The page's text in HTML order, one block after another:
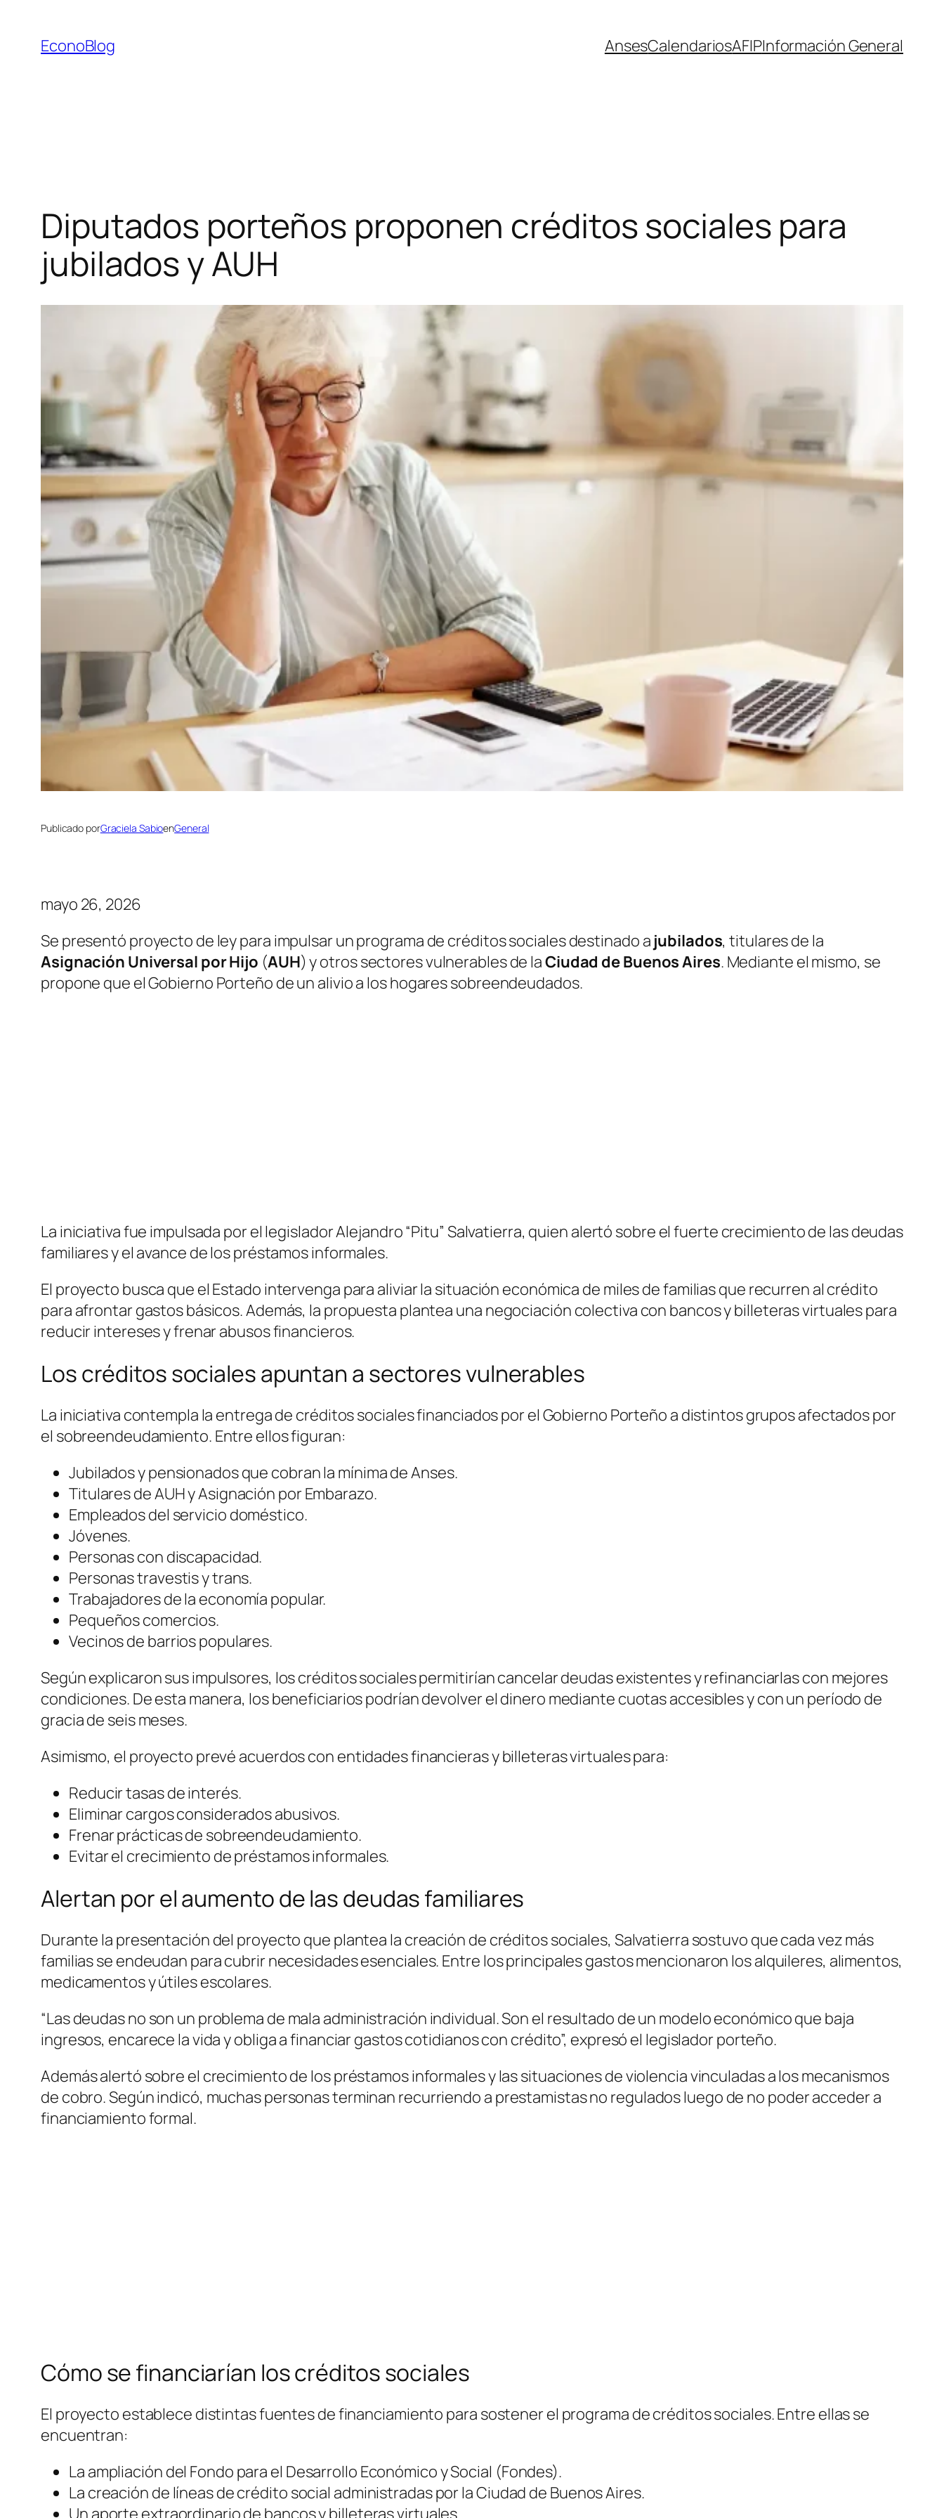
contenido
EconoBlog AnsesCalendariosAFIPInformación General
Diputados porteños proponen créditos sociales para
jubilados y AUH
Publicado porGraciela SabioenGeneral
mayo 26, 2026
Se presentó proyecto de ley para impulsar un programa de créditos sociales destinado a jubilados, titulares de la
Asignación Universal por Hijo (AUH) y otros sectores vulnerables de laCiudad de Buenos Aires. Mediante el mismo, se
propone que el Gobierno Porteño de un alivio a los hogares sobreendeudados.
La iniciativa fue impulsada por el legislador Alejandro “Pitu” Salvatierra, quien alertó sobre el fuerte crecimiento de las deudas
familiares y el avance de los préstamos informales.
El proyecto busca que el Estado intervenga para aliviar la situación económica de miles de familias que recurren al crédito
para afrontar gastos básicos. Además, la propuesta plantea una negociación colectiva con bancos y billeteras virtuales para
reducir intereses y frenar abusos financieros.
Los créditos sociales apuntan a sectores vulnerables
La iniciativa contempla la entrega de créditos sociales financiados por el Gobierno Porteño a distintos grupos afectados por
el sobreendeudamiento. Entre ellos figuran:
Jubilados y pensionados que cobran la mínima de Anses.
Titulares de AUH y Asignación por Embarazo.
Empleados del servicio doméstico.
Jóvenes.
Personas con discapacidad.
Personas travestis y trans.
Trabajadores de la economía popular.
Pequeños comercios.
Vecinos de barrios populares.
Según explicaron sus impulsores, los créditos sociales permitirían cancelar deudas existentes y refinanciarlas con mejores
condiciones. De esta manera, los beneficiarios podrían devolver el dinero mediante cuotas accesibles y con un período de
gracia de seis meses.
Asimismo, el proyecto prevé acuerdos con entidades financieras y billeteras virtuales para:
Reducir tasas de interés.
Eliminar cargos considerados abusivos.
Frenar prácticas de sobreendeudamiento.
Evitar el crecimiento de préstamos informales.
Alertan por el aumento de las deudas familiares
Durante la presentación del proyecto que plantea la creación de créditos sociales, Salvatierra sostuvo que cada vez más
familias se endeudan para cubrir necesidades esenciales. Entre los principales gastos mencionaron los alquileres, alimentos,
medicamentos y útiles escolares.
“Las deudas no son un problema de mala administración individual. Son el resultado de un modelo económico que baja
ingresos, encarece la vida y obliga a financiar gastos cotidianos con crédito”, expresó el legislador porteño.
Además alertó sobre el crecimiento de los préstamos informales y las situaciones de violencia vinculadas a los mecanismos
de cobro. Según indicó, muchas personas terminan recurriendo a prestamistas no regulados luego de no poder acceder a
financiamiento formal.
Cómo se financiarían los créditos sociales
El proyecto establece distintas fuentes de financiamiento para sostener el programa de créditos sociales. Entre ellas se
encuentran:
La ampliación del Fondo para el Desarrollo Económico y Social (Fondes).
La creación de líneas de crédito social administradas por la Ciudad de Buenos Aires.